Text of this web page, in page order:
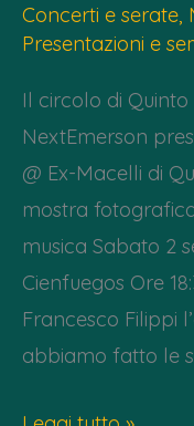
Concerti e serate
Presentazioni e
Il circolo di Quinto
NextEmerson
@ Ex-Macelli di
mostra
musica Sabato 2
Cienfuegos Ore
Francesco Filippi
abbiamo fatto le